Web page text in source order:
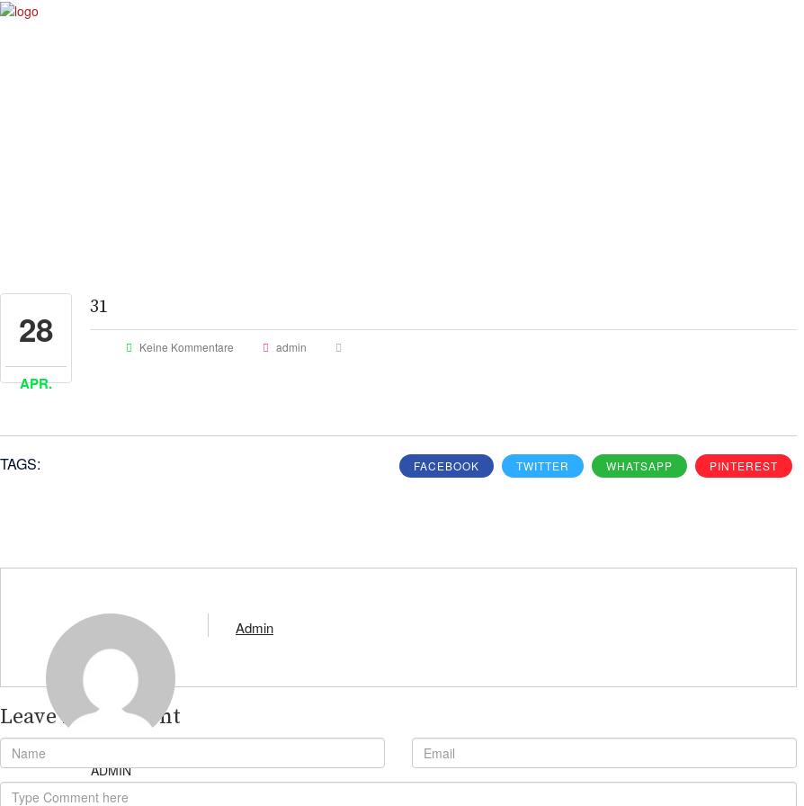
28
APR.
31
Keine Kommentare admin
TAGS: FACEBOOK TWITTER WHATSAPP PINTEREST
ADMIN
Admin
Leave A Comment